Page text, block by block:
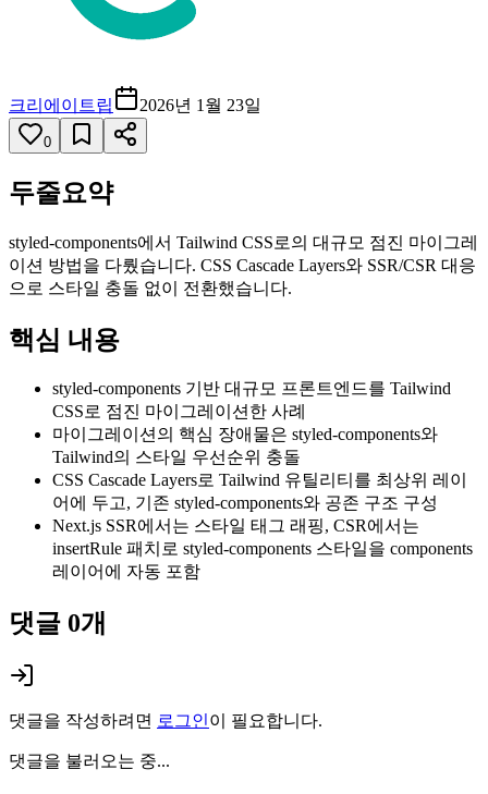
크리에이트립 2026년 1월 23일
0
두줄요약
styled-components에서 Tailwind CSS로의 대규모 점진 마이그레
이션 방법을 다뤘습니다. CSS Cascade Layers와 SSR/CSR 대응
으로 스타일 충돌 없이 전환했습니다.
핵심 내용
styled-components 기반 대규모 프론트엔드를 Tailwind
CSS로 점진 마이그레이션한 사례
마이그레이션의 핵심 장애물은 styled-components와
Tailwind의 스타일 우선순위 충돌
CSS Cascade Layers로 Tailwind 유틸리티를 최상위 레이
어에 두고, 기존 styled-components와 공존 구조 구성
Next.js SSR에서는 스타일 태그 래핑, CSR에서는
insertRule 패치로 styled-components 스타일을 components
레이어에 자동 포함
댓글 0개
댓글을 작성하려면 로그인이 필요합니다.
댓글을 불러오는 중...